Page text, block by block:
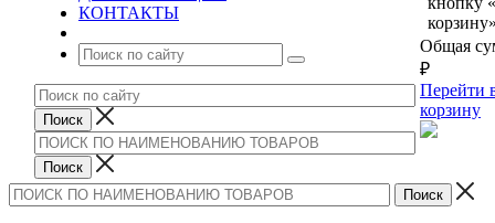
КОНТАКТЫ
Общая
₽
Перейти
корзину